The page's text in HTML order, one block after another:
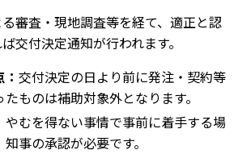
審査・現地調査等を経て、適正と認
交付決定通知が行われます。
交付決定の日より前に発注・契約等
たものは補助対象外となります。
やむを得ない事情で事前に着手する場
知事の承認が必要です。